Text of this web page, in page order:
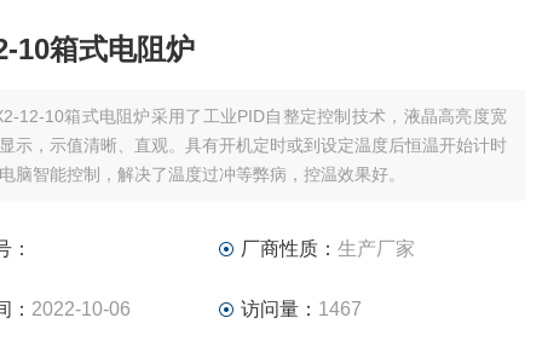
10箱式电阻炉
12-10箱式电阻炉采用了工业PID自整定控制技术，液晶高亮度宽
示，示值清晰、直观。具有开机定时或到设定温度后恒温开始计时
脑智能控制，解决了温度过冲等弊病，控温效果好。
： 厂商性质： 生产厂家
： 2022-10-06 访问量： 1467